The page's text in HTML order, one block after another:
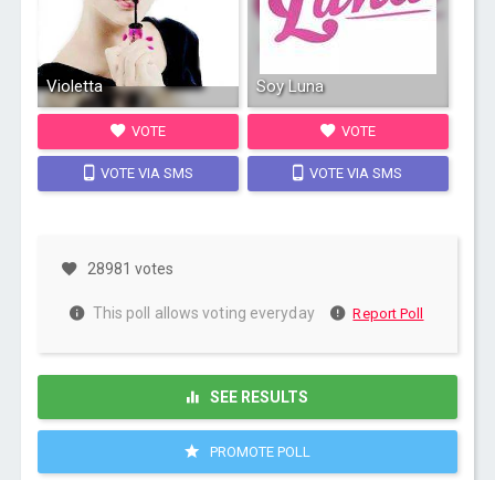
Violetta
VOTE
VOTE VIA SMS
Soy Luna
VOTE
VOTE VIA SMS
28981 votes
This poll allows voting everyday Report Poll
SEE RESULTS
PROMOTE POLL